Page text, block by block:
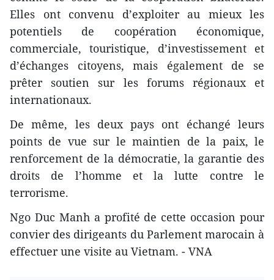
Elles ont convenu d’exploiter au mieux les
potentiels de coopération économique,
commerciale, touristique, d’investissement et
d’échanges citoyens, mais également de se
prêter soutien sur les forums régionaux et
internationaux.
De même, les deux pays ont échangé leurs
points de vue sur le maintien de la paix, le
renforcement de la démocratie, la garantie des
droits de l’homme et la lutte contre le
terrorisme.
Ngo Duc Manh a profité de cette occasion pour
convier des dirigeants du Parlement marocain à
effectuer une visite au Vietnam. - VNA